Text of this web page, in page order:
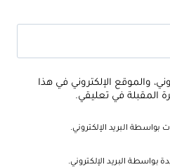
والموقع الإلكتروني في هذا
المقبلة في تعليقي.
بواسطة البريد الإلكتروني.
بواسطة البريد الإلكتروني.